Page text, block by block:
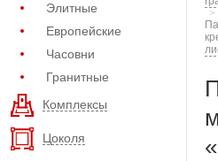
Элитные
Европейские
Часовни
Гранитные
Комплексы
Цоколя